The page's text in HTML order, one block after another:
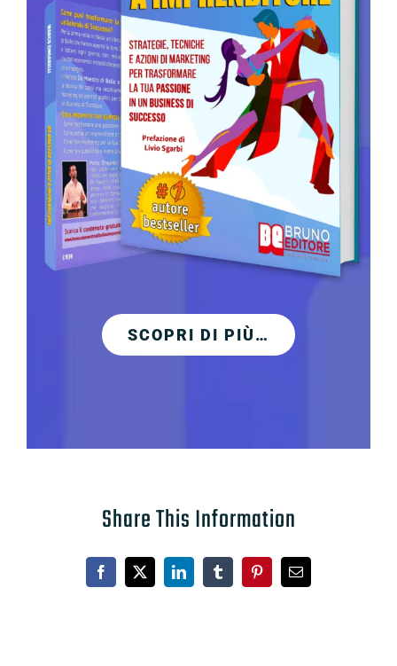
SCOPRI DI PIÙ…
Share This Information
Facebook
X LinkedInTumblrPinterestEmail